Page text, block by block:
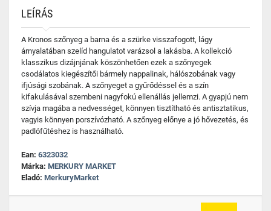
LEÍRÁS
A Kronos szőnyeg a barna és a szürke visszafogott, lágy
árnyalatában szelíd hangulatot varázsol a lakásba. A kollekció
klasszikus dizájnjának köszönhetően ezek a szőnyegek
csodálatos kiegészítői bármely nappalinak, hálószobának vagy
ifjúsági szobának. A szőnyeget a gyűrődéssel és a szín
kifakulásával szembeni nagyfokú ellenállás jellemzi. A gyapjú nem
szívja magába a nedvességet, könnyen tisztítható és antisztatikus,
vagyis könnyen porszívózható. A szőnyeg előnye a jó hővezetés, és
padlófűtéshez is használható.
Ean: 6323032
Márka: MERKURY MARKET
Eladó: MerkuryMarket